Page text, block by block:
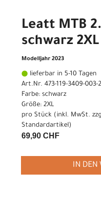
Leatt MTB
schwarz 2XL
Modelljahr 2023
lieferbar in 5-10 Tagen
Art.Nr. 473-119-3409-003-
Farbe: schwarz
Größe: 2XL
pro Stück (inkl. MwSt.
Standardartikel)
69,90 CHF
IN DEN